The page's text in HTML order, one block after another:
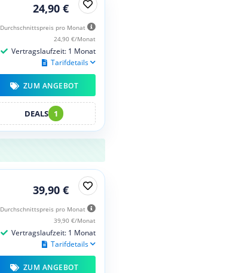
24,90 €
Durchschnittspreis pro Monat
24,90 €/Monat
Vertragslaufzeit: 1 Monat
Tarifdetails
ZUM ANGEBOT
DEALS 1
39,90 €
Durchschnittspreis pro Monat
39,90 €/Monat
Vertragslaufzeit: 1 Monat
Tarifdetails
ZUM ANGEBOT